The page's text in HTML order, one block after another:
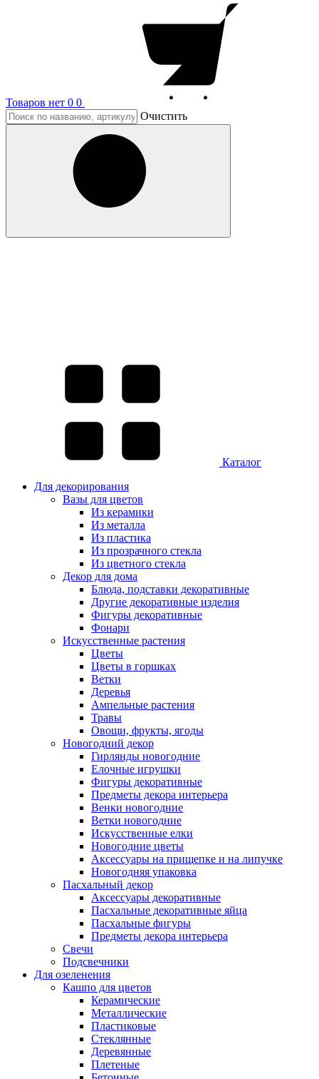
Товаров нет 0 0
Очистить
Каталог
Для декорирования
Вазы для цветов
Из керамики
Из металла
Из пластика
Из прозрачного стекла
Из цветного стекла
Декор для дома
Блюда, подставки декоративные
Другие декоративные изделия
Фигуры декоративные
Фонари
Искусственные растения
Цветы
Цветы в горшках
Ветки
Деревья
Ампельные растения
Травы
Овощи, фрукты, ягоды
Новогодний декор
Гирлянды новогодние
Елочные игрушки
Фигуры декоративные
Предметы декора интерьера
Венки новогодние
Ветки новогодние
Искусственные елки
Новогодние цветы
Аксессуары на прищепке и на липучке
Новогодняя упаковка
Пасхальный декор
Аксессуары декоративные
Пасхальные декоративные яйца
Пасхальные фигуры
Предметы декора интерьера
Свечи
Подсвечники
Для озеленения
Кашпо для цветов
Керамические
Металлические
Пластиковые
Стеклянные
Деревянные
Плетеные